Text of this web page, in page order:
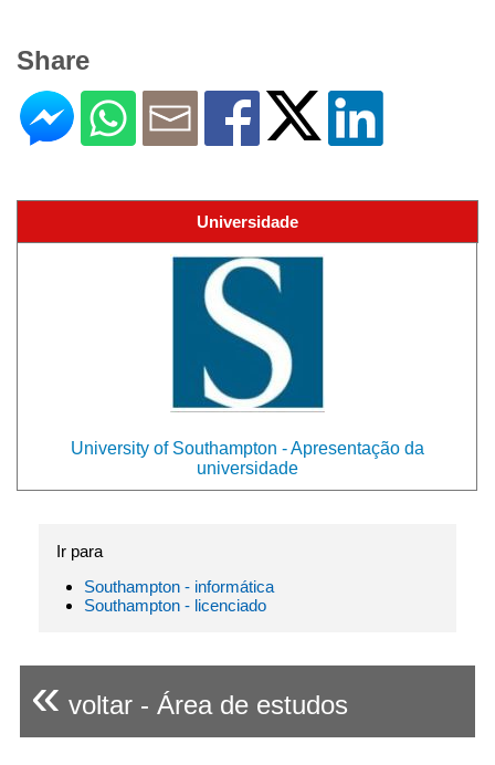
Share
Universidade
University of Southampton - Apresentação da
universidade
Ir para
Southampton - informática
Southampton - licenciado
« voltar - Área de estudos